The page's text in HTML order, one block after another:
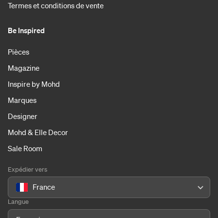
Termes et conditions de vente
Be Inspired
Pièces
Magazine
Inspire by Mohd
Marques
Designer
Mohd & Elle Decor
Sale Room
Expédier vers
France
Langue